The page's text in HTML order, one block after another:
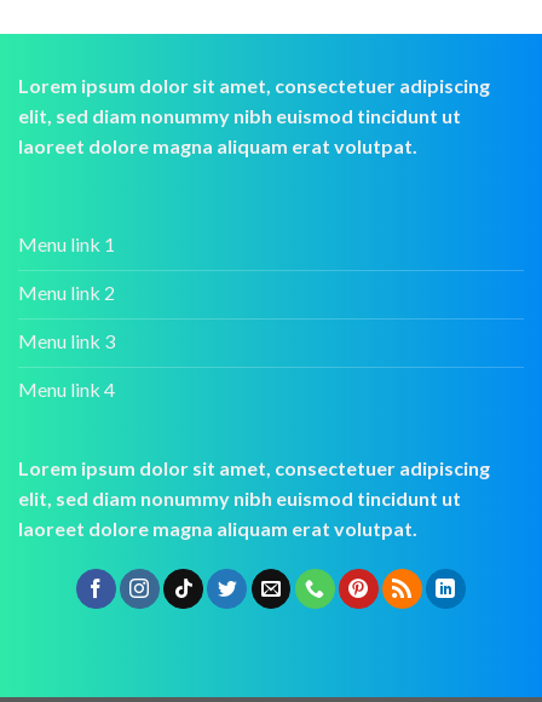
Lorem ipsum dolor sit amet, consectetuer adipiscing
elit, sed diam nonummy nibh euismod tincidunt ut
laoreet dolore magna aliquam erat volutpat.
Menu link 1
Menu link 2
Menu link 3
Menu link 4
Lorem ipsum dolor sit amet, consectetuer adipiscing
elit, sed diam nonummy nibh euismod tincidunt ut
laoreet dolore magna aliquam erat volutpat.